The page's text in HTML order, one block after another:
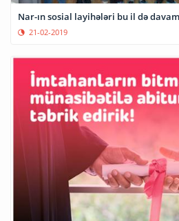
Nar-ın sosial layihələri bu il də
21-02-2019